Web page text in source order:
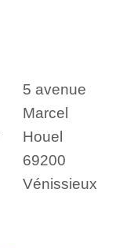
5 avenue
Marcel
Houel
69200
Vénissieux